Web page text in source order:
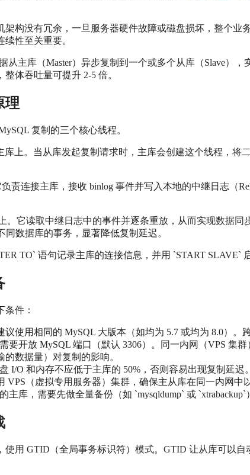
架构没有冗余，一旦服务器硬件故障或磁盘损坏，整个业
性至关重要。
从主库（Master）异步复制到一个或多个从库（Slave）
体吞吐量可提升 2-5 倍。
理
复制的三个核心线程。
库上。当从库发起复制请求时，主库会创建这个线程，将
责连接主库，接收 binlog 事件并写入本地的中继日志（
。它读取中继日志中的事件并逐条重放，从而实现数据同
同数据库的事务，显著降低复制延迟。
TO` 语句记录主库的连接信息，并用 `START SLAVE`
条件：
议使用相同的 MySQL 大版本（如均为 5.7 或均为 8.0）。
要开放 MySQL 端口（默认 3306）。同一内网（VPS 集
数据量）对复制的影响。
盘 I/O 和内存不应低于主库的 50%，否则容易出现复制延
VPS（虚拟专用服务器）集群，确保主从库在同一内网中
主库，需要先做全量备份（如 `mysqldump` 或 `xtrabackup`
使用 GTID（全局事务标识符）模式。GTID 让从库可以